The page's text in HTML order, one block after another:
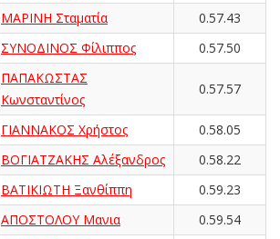
ΜΑΡΙΝΗ Σταματία
0.57.43
ΣΥΝΟΔΙΝΟΣ Φίλιππος 0.57.50
ΠΑΠΑΚΩΣΤΑΣ
Κωνσταντίνος
0.57.57
ΓΙΑΝΝΑΚΟΣ Χρήστος
0.58.05
ΒΟΓΙΑΤΖΑΚΗΣ Αλέξανδρος
0.58.22
ΒΑΤΙΚΙΩΤΗ Ξανθίππη
0.59.23
ΑΠΟΣΤΟΛΟΥ Μανια
0.59.54